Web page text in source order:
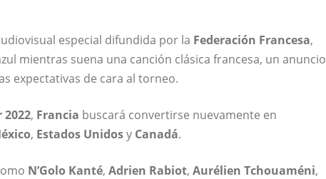
especial difundida por la Federación Francesa,
mientras suena una canción clásica francesa, un anuncio
expectativas de cara al torneo.
2022, Francia buscará convertirse nuevamente en
, Estados Unidosy Canadá.
N’Golo Kanté, Adrien Rabiot, Aurélien Tchouaméni,